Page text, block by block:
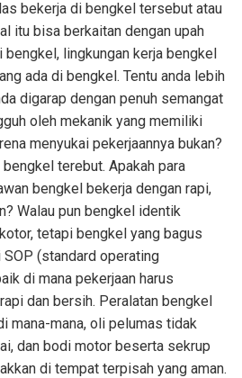
bekerja di bengkel tersebut atau
itu bisa berkaitan dengan upah
bengkel, lingkungan kerja bengkel
ada di bengkel. Tentu anda lebih
digarap dengan penuh semangat
oleh mekanik yang memiliki
menyukai pekerjaannya bukan?
terebut. Apakah para
bengkel bekerja dengan rapi,
Walau pun bengkel identik
tetapi bengkel yang bagus
(standard operating
di mana pekerjaan harus
dan bersih. Peralatan bengkel
mana-mana, oli pelumas tidak
dan bodi motor beserta sekrup
di tempat terpisah yang aman.